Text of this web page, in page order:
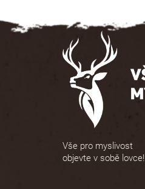
Vše pro myslivost
objevte v sobě lovce!